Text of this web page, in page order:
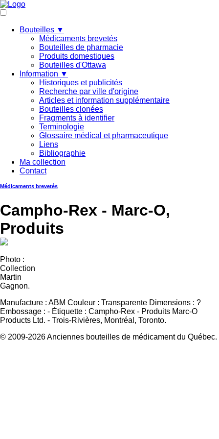
Bouteilles ▼
Médicaments brevetés
Bouteilles de pharmacie
Produits domestiques
Bouteilles d'Ottawa
Information ▼
Historiques et publicités
Recherche par ville d'origine
Articles et information supplémentaire
Bouteilles clonées
Fragments à identifier
Terminologie
Glossaire médical et pharmaceutique
Liens
Bibliographie
Ma collection
Contact
Médicaments brevetés
Campho-Rex - Marc-O,
Produits
Photo :
Collection
Martin
Gagnon.
Manufacture : ABM Couleur : Transparente Dimensions : ?
Embossage : - Étiquette : Campho-Rex - Produits Marc-O
Products Ltd. - Trois-Rivières, Montréal, Toronto.
© 2009-2026 Anciennes bouteilles de médicament du Québec.